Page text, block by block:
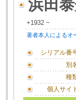
浜田
+1932 ~
著者本人によるオ
シリアル番
別
種
個人サイ